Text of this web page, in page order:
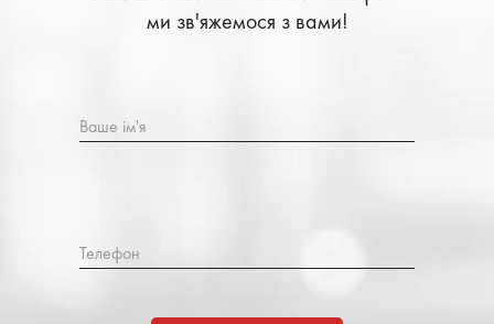
ми зв'яжемося з вами!
Ваше ім'я
Телефон